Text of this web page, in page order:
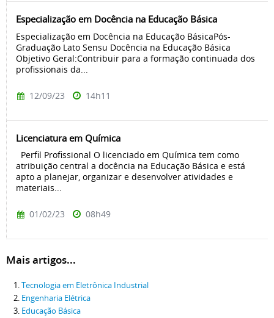
Especialização em Docência na Educação Básica
Especialização em Docência na Educação BásicaPós-
Graduação Lato Sensu Docência na Educação Básica
Objetivo Geral:Contribuir para a formação continuada dos
profissionais da...
12/09/23 14h11
Licenciatura em Química
Perfil Profissional O licenciado em Química tem como
atribuição central a docência na Educação Básica e está
apto a planejar, organizar e desenvolver atividades e
materiais...
01/02/23 08h49
Mais artigos...
Tecnologia em Eletrônica Industrial
Engenharia Elétrica
Educação Básica